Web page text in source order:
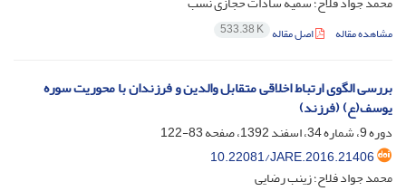
مشاهده مقاله اصل مقاله 533.38 K
بررسی الگوی ارتباط اخلاقی متقابل والدین و فرزندان با محوریت سوره
یوسف(ع) (فرزند)
دوره 9، شماره 34، اسفند 1392، صفحه
83-122
10.22081/JARE.2016.21406
محمد جواد فلاح؛ زینب رضایی